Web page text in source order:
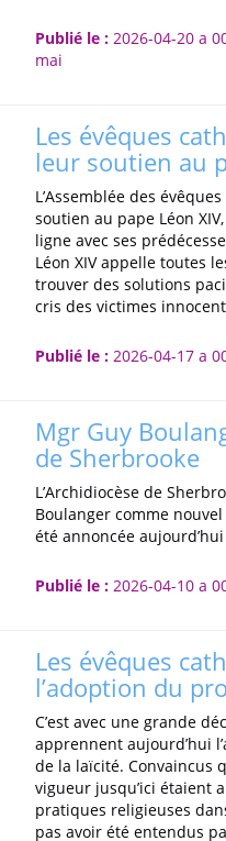
Publié le :2026-04-20 a
mai
Les évêques
leur soutien au
L’Assemblée des
soutien au pape Léon
ligne avec ses
Léon XIV appelle toutes
trouver des solutions
cris des victimes
Publié le :2026-04-17 a
Mgr Guy
de Sherbrooke
L’Archidiocèse de
Boulanger comme
été annoncée
Publié le :2026-04-10 a
Les évêques
l’adoption du
C’est avec une grande
apprennent aujourd’hui
de la laïcité. Convaincus
vigueur jusqu’ici étaient
pratiques religieuses
pas avoir été entendus